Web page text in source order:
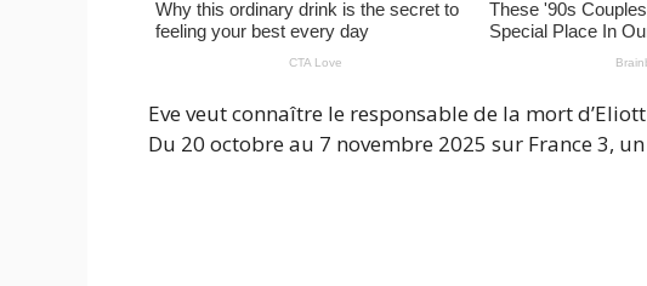
Eve veut connaître le responsable de la mort
Du 20 octobre au 7 novembre 2025 sur France 3,